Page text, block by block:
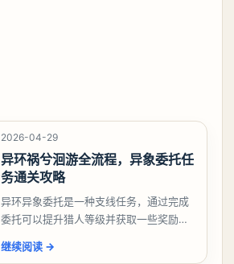
2026-04-29
异环祸兮洄游全流程，异象委托任
务通关攻略
异环异象委托是一种支线任务，通过完成
委托可以提升猎人等级并获取一些奖励，
么做，下面就来告诉大家。异环异象委托
继续阅读 →